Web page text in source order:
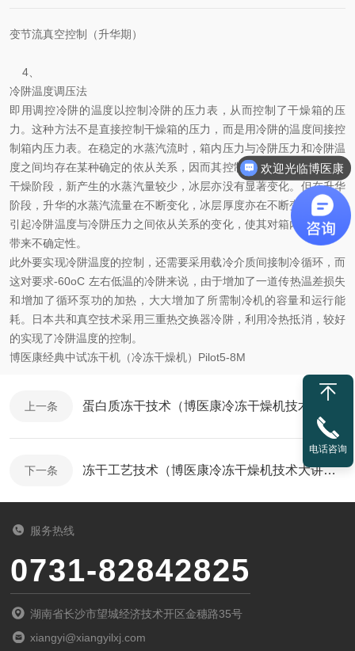
变节流真空控制（升华期）
4、
冷阱温度调压法
即用调控冷阱的温度以控制冷阱的压力表，从而控制了干燥箱的压
力。这种方法不是直接控制干燥箱的压力，而是用冷阱的温度间接控
制箱内压力表。在稳定的水蒸汽流时，箱内压力与冷阱压力和冷阱温
度之间均存在某种确定的依从关系，因而其控制是可行的。例如解吸
干燥阶段，新产生的水蒸汽量较少，冰层亦没有显著变化。但在升华
阶段，升华的水蒸汽流量在不断变化，冰层厚度亦在不断变化，这将
引起冷阱温度与冷阱压力之间依从关系的变化，使其对箱内压力控制
带来不确定性。
此外要实现冷阱温度的控制，还需要采用载冷介质间接制冷循环，而
这对要求-60oC 左右低温的冷阱来说，由于增加了一道传热温差损失
和增加了循环泵功的加热，大大增加了所需制冷机的容量和运行能
耗。日本共和真空技术采用三重热交换器冷阱，利用冷热抵消，较好
的实现了冷阱温度的控制。
博医康经典中试冻干机（冷冻干燥机）Pilot5-8M
上一条
下一条 冻干工艺技术（博医康冷冻干燥机技术大讲堂七）
服务热线
0731-82842825
湖南省长沙市望城经济技术开区金穗路35号
xiangyi@xiangyilxj.com
电话咨询
欢迎光临博医康